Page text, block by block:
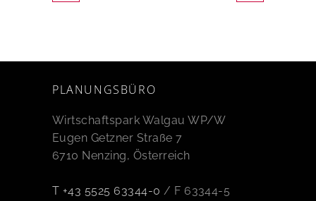
PLANUNGSBÜRO
Wirtschaftspark Walgau WP/W
Eugen Getzner Straße 7
6710 Nenzing, Österreich
T +43 5525 63344-0 / F 63344-5